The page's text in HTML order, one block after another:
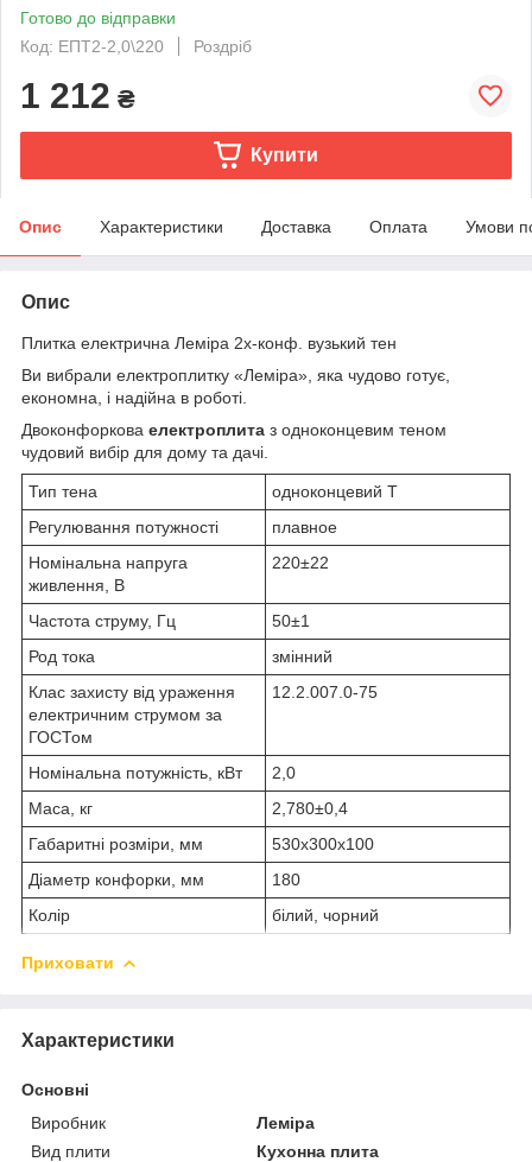
Готово до відправки
Код: ЕПТ2-2,0\220
Роздріб
1 212 ₴
Купити
Опис Характеристики Доставка Оплата Умови
Опис
Плитка електрична Леміра 2х-конф. вузький тен
Ви вибрали електроплитку «Леміра», яка чудово готує,
економна, і надійна в роботі.
Двоконфоркова електроплита з одноконцевим теном
чудовий вибір для дому та дачі.
Тип тена
одноконцевий Т
Регулювання потужності
плавное
Номінальна напруга
живлення, В
220±22
Частота струму, Гц
50±1
Род тока
змінний
Клас захисту від ураження
електричним струмом за
ГОСТом
12.2.007.0-75
Номінальна потужність, кВт
2,0
Маса, кг
2,780±0,4
Габаритні розміри, мм
530х300х100
Діаметр конфорки, мм
180
Колір
білий, чорний
Приховати
Характеристики
Основні
Виробник
Леміра
Вид плити
Кухонна плита